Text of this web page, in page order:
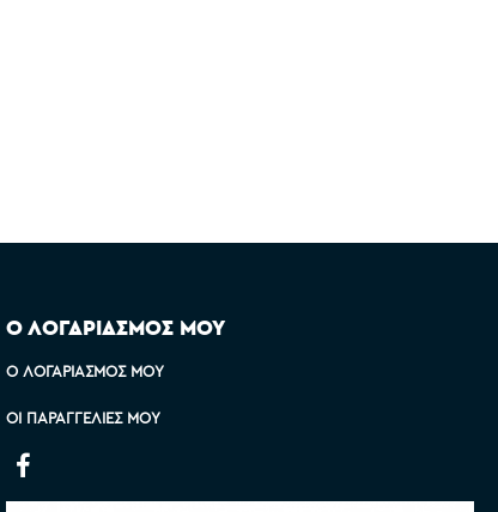
Ο ΛΟΓΑΡΙΑΣΜΟΣ ΜΟΥ
Ο ΛΟΓΑΡΙΑΣΜΌΣ ΜΟΥ
ΟΙ ΠΑΡΑΓΓΕΛΊΕΣ ΜΟΥ